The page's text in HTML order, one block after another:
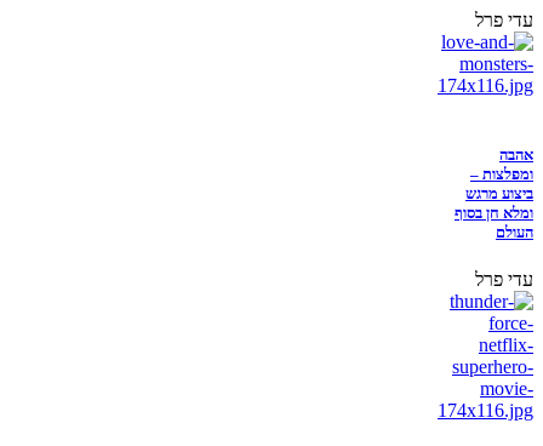
עדי פרל
אהבה
ומפלצות –
ביצוע מרגש
ומלא חן בסוף
העולם
עדי פרל